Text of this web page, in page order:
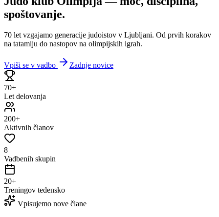
spoštovanje.
70 let vzgajamo generacije judoistov v Ljubljani. Od prvih korakov
na tatamiju do nastopov na olimpijskih igrah.
Vpiši se v vadbo Zadnje novice
70+
Let delovanja
200+
Aktivnih članov
8
Vadbenih skupin
20+
Treningov tedensko
Vpisujemo nove člane